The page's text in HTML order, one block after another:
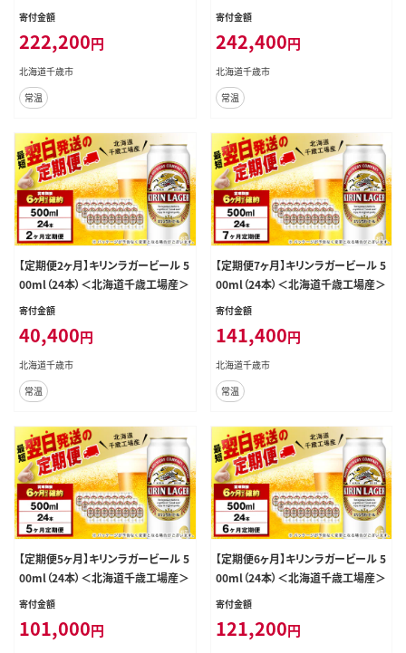
場産＞
寄付金額
222,200円
北海道千歳市
常温
場産＞
寄付金額
242,400円
北海道千歳市
常温
【定期便2ヶ月】キリンラガービール 5
00ml（24本）＜北海道千歳工場産＞
寄付金額
40,400円
北海道千歳市
常温
【定期便7ヶ月】キリンラガービール 5
00ml（24本）＜北海道千歳工場産＞
寄付金額
141,400円
北海道千歳市
常温
【定期便5ヶ月】キリンラガービール 5
00ml（24本）＜北海道千歳工場産＞
寄付金額
101,000円
【定期便6ヶ月】キリンラガービール 5
00ml（24本）＜北海道千歳工場産＞
寄付金額
121,200円